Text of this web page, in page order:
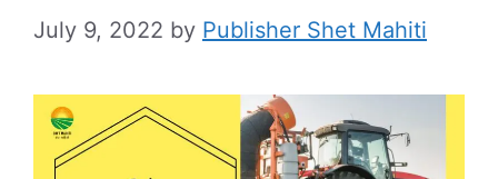
July 9, 2022 by Publisher Shet Mahiti